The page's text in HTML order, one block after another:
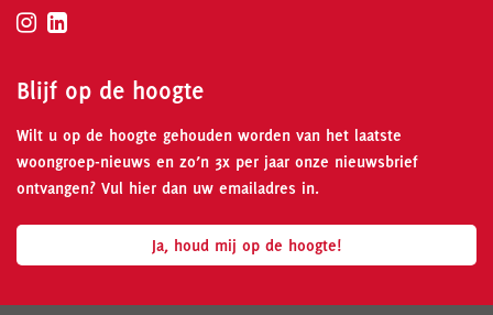
Blijf op de hoogte
Wilt u op de hoogte gehouden worden van het laatste
woongroep-nieuws en zo’n 3x per jaar onze nieuwsbrief
ontvangen? Vul hier dan uw emailadres in.
Ja, houd mij op de hoogte!